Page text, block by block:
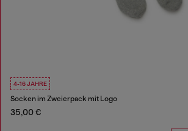
4-16 JAHRE
Socken im Zweierpack mit Logo
35,00 €